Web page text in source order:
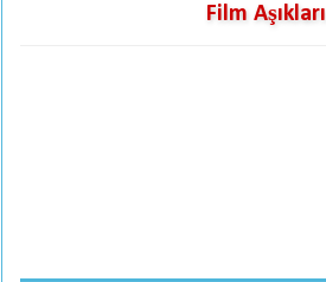
Film Aşıkları